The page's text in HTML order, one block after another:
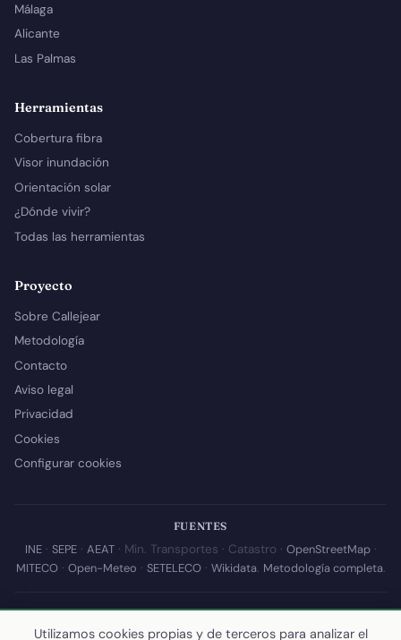
Málaga
Alicante
Las Palmas
Herramientas
Cobertura fibra
Visor inundación
Orientación solar
¿Dónde vivir?
Todas las herramientas
Proyecto
Sobre Callejear
Metodología
Contacto
Aviso legal
Privacidad
Cookies
Configurar cookies
FUENTES
INE· SEPE· AEAT· Min. Transportes · Catastro · OpenStreetMap·
MITECO· Open-Meteo · SETELECO· Wikidata. Metodología completa.
© 2026 Callejear.com — Directorio municipal de España con datos
abiertos. Desarrollado y mantenido porYoel Castaño.
Utilizamos cookies propias y de terceros para analizar el